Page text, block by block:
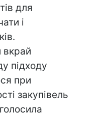
для
і
вкрай
підходу
при
закупівель